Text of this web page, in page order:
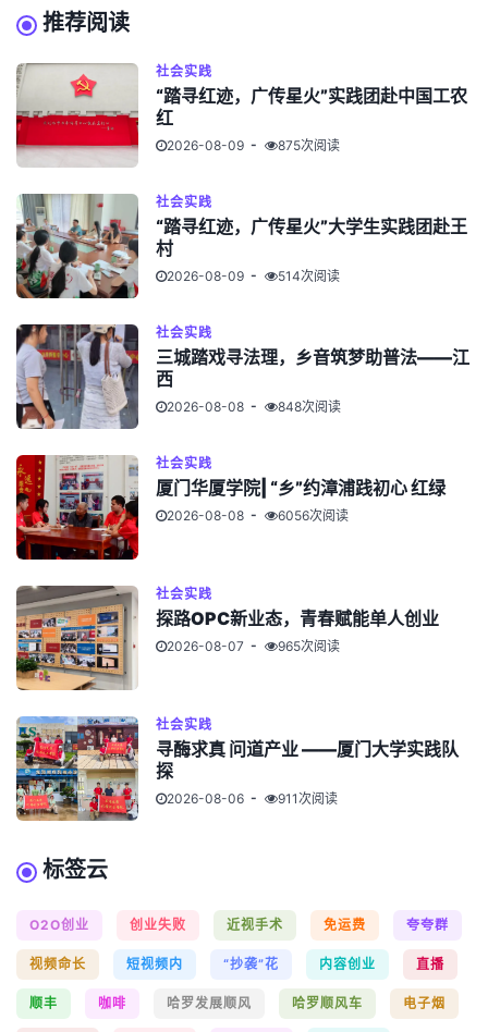
推荐阅读
社会实践
“踏寻红迹，广传星火”实践团赴中国工农
红
2026-08-09 875次阅读
社会实践
“踏寻红迹，广传星火”大学生实践团赴王
村
2026-08-09 514次阅读
社会实践
三城踏戏寻法理，乡音筑梦助普法——江
西
2026-08-08 848次阅读
社会实践
厦门华厦学院| “乡”约漳浦践初心 红绿
2026-08-08 6056次阅读
社会实践
探路OPC新业态，青春赋能单人创业
2026-08-07 965次阅读
社会实践
寻酶求真 问道产业 ——厦门大学实践队
探
2026-08-06 911次阅读
标签云
O2O创业 创业失败 近视手术 免运费 夸夸群
视频命长 短视频内 “抄袭”花 内容创业 直播
顺丰 咖啡 哈罗发展顺风 哈罗顺风车 电子烟